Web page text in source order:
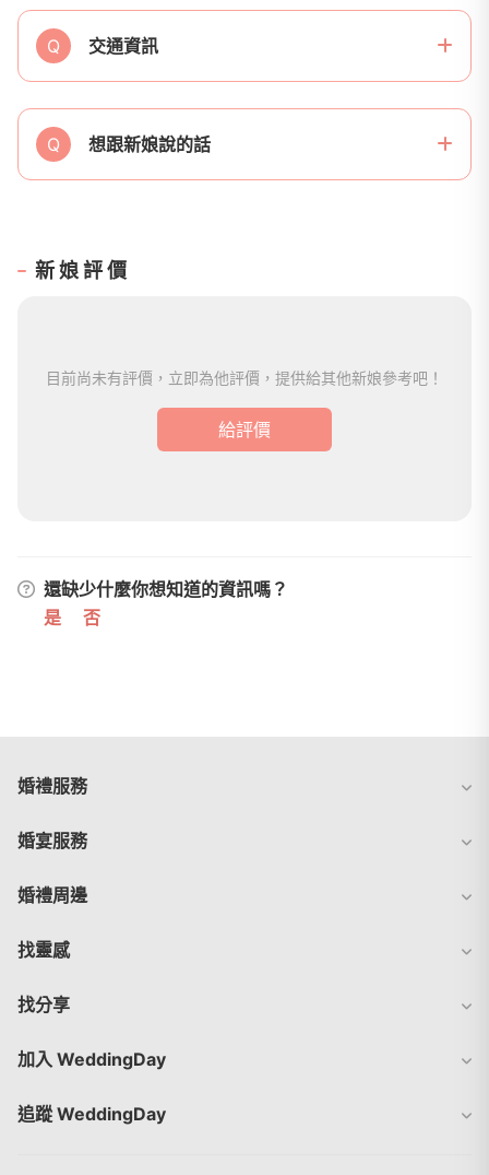
Q 交通資訊
Q 想跟新娘說的話
新娘評價
目前尚未有評價，立即為他評價，提供給其他新娘參考吧！
給評價
還缺少什麼你想知道的資訊嗎？
是
否
婚禮服務
婚宴服務
婚禮周邊
找靈感
找分享
加入 WeddingDay
追蹤 WeddingDay